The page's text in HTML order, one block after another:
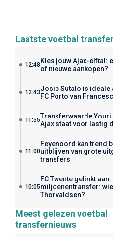
Laatste voetbal
12:48 Kies jouw Ajax-elftal:
of nieuwe aankopen?
12:43Josip Sutalo is ideale
FC Porto van
11:55Transferwaarde Youri
Ajax staat voor lastig
11:00
Feyenoord kan trend
uitblijven van grote
transfers
10:05
FC Twente gelinkt aan
miljoenentransfer:
Thorvaldsen?
Meest gelezen voetbal
transfernieuws